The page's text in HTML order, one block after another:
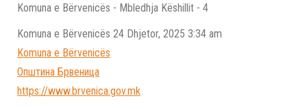
Komuna e Bërvenicës - Mbledhja Këshillit - 4
Komuna e Bёrvenicёs 24 Dhjetor, 2025 3:34 am
Komuna e Bёrvenicёs
Општина Брвеница
https://www.brvenica.gov.mk